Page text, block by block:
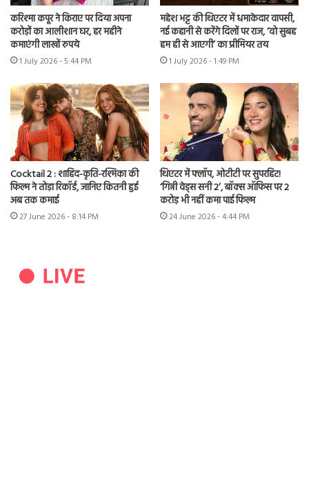
करिश्मा कपूर ने किराए पर दिया अपना
करोड़ों का आलीशान घर, हर महीने
कमाएंगी लाखों रुपये
1 July 2026 - 5:44 PM
महेश भट्ट की थिएटर में धमाकेदार वापसी,
नई कहानी से करेंगे दिलों पर राज, ‘वो सुबह
हम ही से आएगी’ का प्रीमियर तय
1 July 2026 - 1:49 PM
Cocktail 2 : शाहिद-कृति-रश्मिका की
फिल्म ने तोड़ा रिकॉर्ड, जानिए कितनी हुई
अब तक कमाई
27 June 2026 - 8:14 PM
थिएटर में फ्लॉप, ओटीटी पर सुपरहिट!
‘गिन्नी वेड्स सनी 2’, बॉक्स ऑफिस पर 2
करोड़ भी नहीं कमा पाई फिल्म
24 June 2026 - 4:44 PM